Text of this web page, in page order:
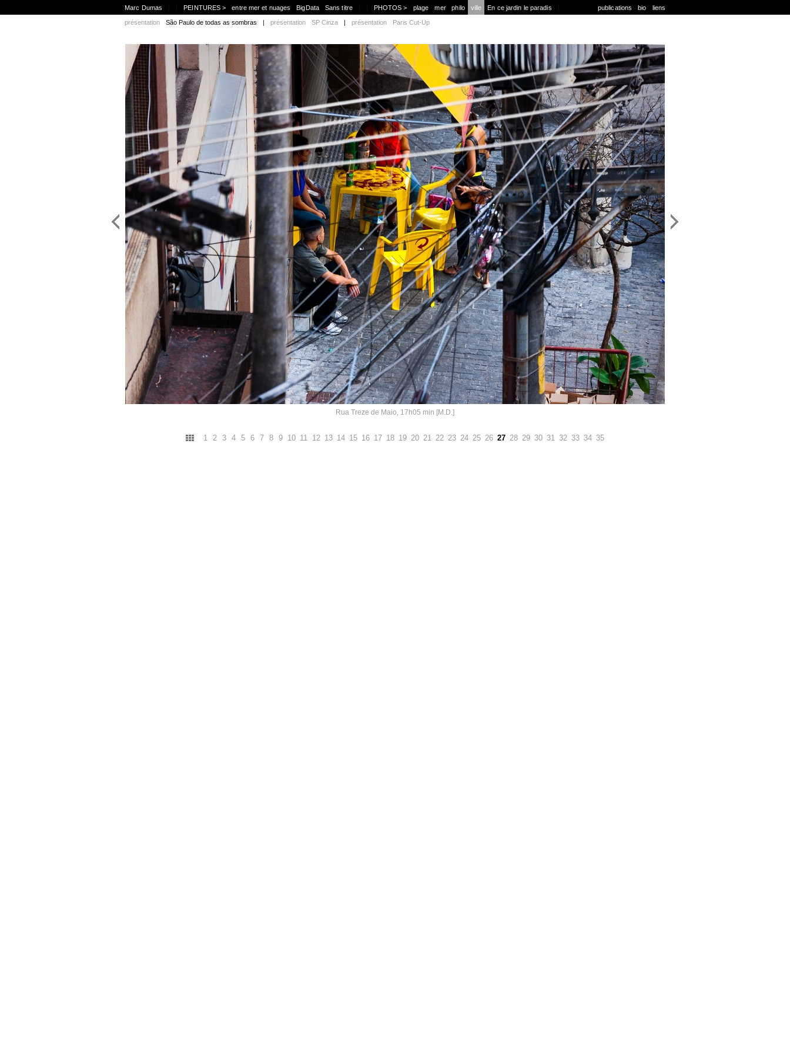
Marc Dumas PEINTURES > entre mer et nuages BigData Sans titre PHOTOS > plage mer philo ville
présentation São Paulo de todas as sombras | présentation SP Cinza | présentation Paris Cut-Up
En ce jardin le paradis publications bio liens
Rua Treze de Maio, 17h05 min [M.D.]
1 2 3 4 5 6 7 8 9 10 11 12 13 14 15 16 17 18 19 20 21 22 23 24 25 26 27 28 29 30 31 32 33 34 35